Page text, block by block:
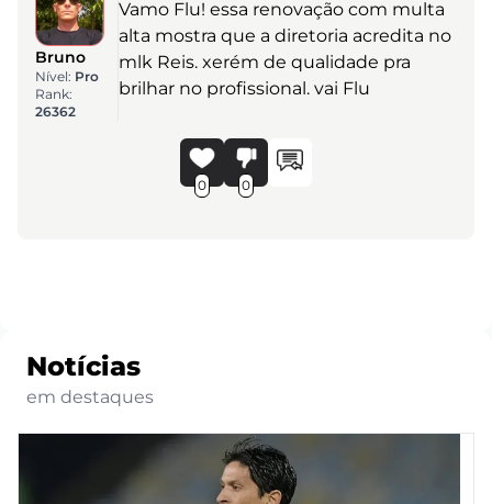
Bruno
Nível: Pro
Rank:
26362
Vamo Flu! essa renovação com multa
alta mostra que a diretoria acredita no
mlk Reis. xerém de qualidade pra
brilhar no profissional. vai Flu
0 0
Notícias
em destaques